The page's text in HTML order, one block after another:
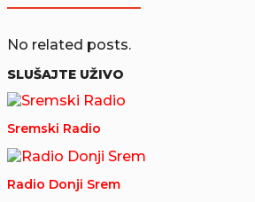
No related posts.
SLUŠAJTE UŽIVO
Sremski Radio
Radio Donji Srem